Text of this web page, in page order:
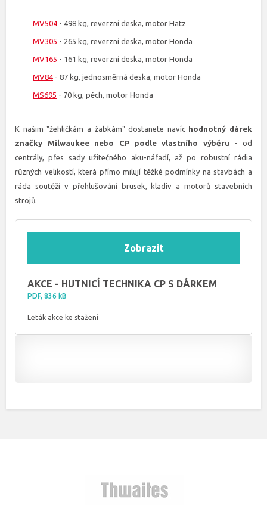
MV504 - 498 kg, reverzní deska, motor Hatz
MV305 - 265 kg, reverzní deska, motor Honda
MV165 - 161 kg, reverzní deska, motor Honda
MV84 - 87 kg, jednosměrná deska, motor Honda
MS695 - 70 kg, pěch, motor Honda
K našim "žehličkám a žabkám" dostanete navíc hodnotný dárek
značky Milwaukee nebo CP podle vlastního výběru - od
centrály, přes sady užitečného aku-nářadí, až po robustní rádia
různých velikostí, která přímo milují těžké podmínky na stavbách a
ráda soutěží v přehlušování brusek, kladiv a motorů stavebních
strojů.
Zobrazit
AKCE - HUTNICÍ TECHNIKA CP S DÁRKEM
PDF, 836 kB
Leták akce ke stažení